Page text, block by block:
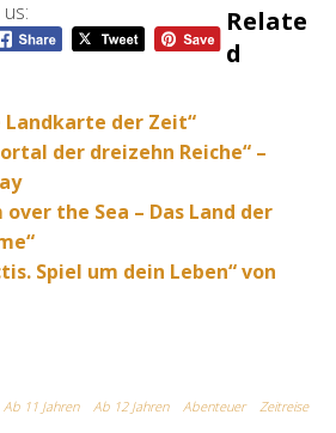
Relate
D
Landkarte der Zeit“
der dreizehn Reiche“ –
over the Sea – Das Land der
Spiel um dein Leben“ von
Ab 11 Jahren Ab 12 Jahren Abenteuer Zeitreise